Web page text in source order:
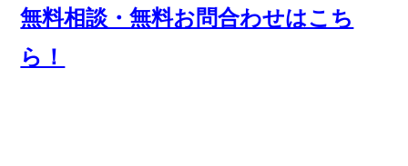
無料相談・無料お問合わせはこち
ら！